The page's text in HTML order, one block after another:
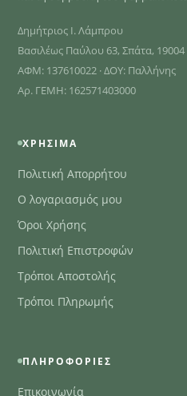
Δημήτριος Ι. Λάμπρου
Βασιλέως Παύλου 63, Σπάτα, 19004
ΑΦΜ: 137610022 · ΔΟΥ: Παλλήνης
Αρ. ΓΕΜΗ: 162571403000
ΧΡΉΣΙΜΑ
Πολιτική Απορρήτου
Ο λογαριασμός μου
Όροι Χρήσης
Πολιτική Επιστροφών
Τρόποι Αποστολής
Τρόποι Πληρωμής
ΠΛΗΡΟΦΟΡΊΕΣ
Επικοινωνία